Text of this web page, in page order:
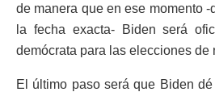
de manera que en ese momento
la fecha exacta- Biden será
demócrata para las elecciones de
El último paso será que Biden